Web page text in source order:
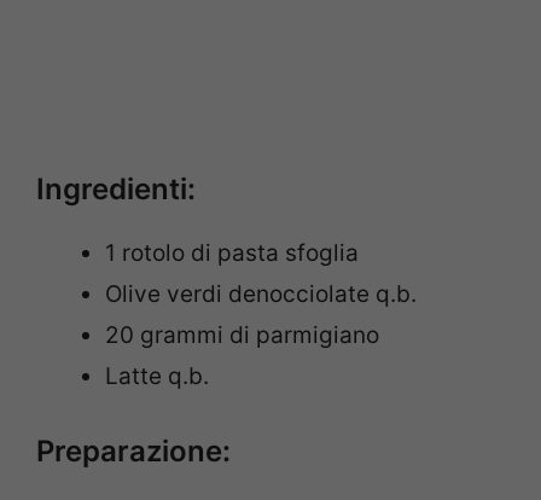
Ingredienti:
1 rotolo di pasta sfoglia
Olive verdi denocciolate q.b.
20 grammi di parmigiano
Latte q.b.
Preparazione: